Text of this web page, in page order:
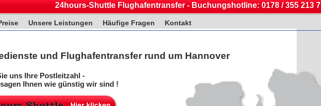
24hours-Shuttle Flughafentransfer - Buchungshotline: 0178 / 355 213 7
Unsere Leistungen Häufige Fragen Kontakt
und Flughafentransfer rund um Hannover
uns Ihre Postleitzahl -
Ihnen wie günstig wir sind !